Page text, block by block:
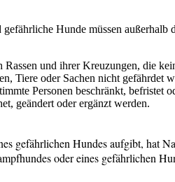
Hunde müssen
und ihrer Kreuzungen, die
Tiere oder Sachen nicht gefährdet
Personen beschränkt,
geändert oder ergänzt werden.
gefährlichen Hundes aufgibt, hat
oder eines gefährlichen